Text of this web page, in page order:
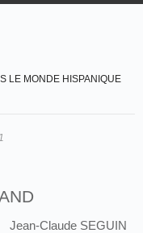
LE MONDE HISPANIQUE
Jean-Claude SEGUIN